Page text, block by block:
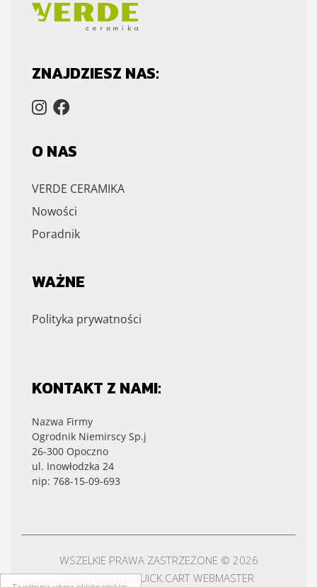
ZNAJDZIESZ NAS:
O NAS
VERDE CERAMIKA
Nowości
Poradnik
WAŻNE
Polityka prywatności
KONTAKT Z NAMI:
Nazwa Firmy
Ogrodnik Niemirscy Sp.j
26-300 Opoczno
ul. Inowłodzka 24
nip: 768-15-09-693
WSZELKIE PRAWA ZASTRZEŻONE © 2026
POWERED BYQUICK.CARTWEBMASTER